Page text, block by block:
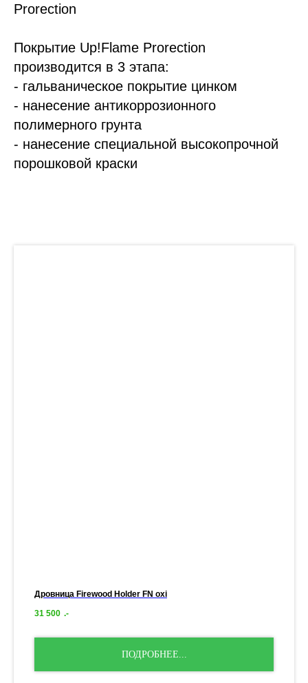
Prorection
Покрытие Up!Flame Prorection
производится в 3 этапа:
- гальваническое покрытие цинком
- нанесение антикоррозионного
полимерного грунта
- нанесение специальной высокопрочной
порошковой краски
Дровница Firewood Holder FN oxi
31 500 .-
ПОДРОБНЕЕ...